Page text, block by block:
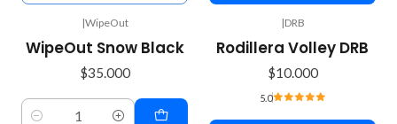
|WipeOut
WipeOut Snow Black
$35.000
|DRB
Rodillera Volley DRB
$10.000
5.0